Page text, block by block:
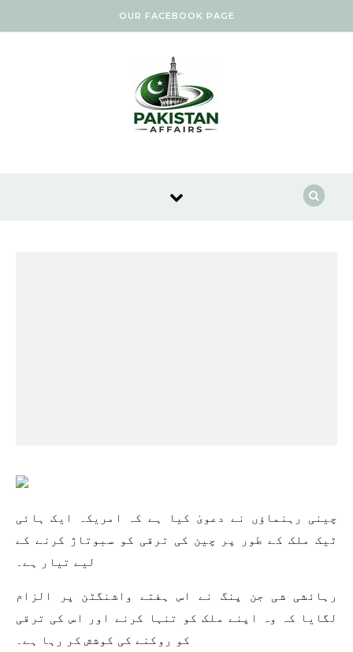
OUR FACEBOOK PAGE
چینی رہنماؤں نے دعویٰ کیا ہے کہ امریکہ ایک ہائی
ٹیک ملک کے طور پر چین کی ترقی کو سبوتاژ کرنے کے
لیے تیار ہے۔
رہائشی شی جن پنگ نے اس ہفتے واشنگٹن پر الزام
لگایا کہ وہ اپنے ملک کو تنہا کرنے اور اس کی ترقی
کو روکنے کی کوشش کر رہا ہے۔